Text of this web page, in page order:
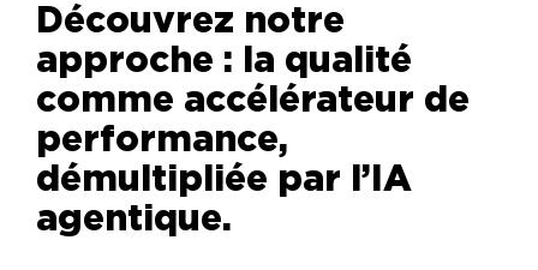
Découvrez notre
approche : la qualité
comme accélérateur de
performance,
démultipliée par l’IA
agentique.